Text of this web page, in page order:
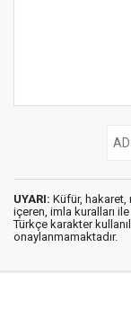
UYARI: Küfür, hakaret,
içeren, imla kuralları ile
Türkçe karakter
onaylanmamaktadır.